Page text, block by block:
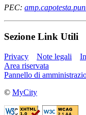
PEC:
Sezione Link Utili
Privacy Note legali
Area riservata
Pannello di
© MyCity